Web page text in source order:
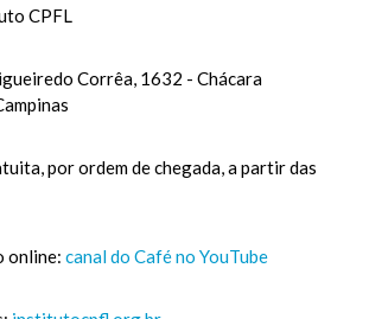
CPFL
Corrêa, 1632 - Chácara
por ordem de chegada, a partir das
online: canal do Café no YouTube